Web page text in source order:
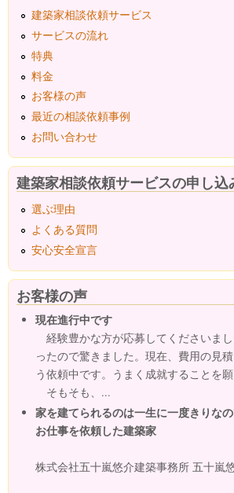
建築家相談依頼サービス
サービスの流れ
特典
料金
お客様の声
最近の相談依頼事例
お問い合わせ
建築家相談依頼サービスの申し込
選ぶ理由
よくある質問
安心安全宣言
お客様の声
現在進行中です
経験豊かな方が応募してくださいま
ったので驚きました。現在、費用の見
う依頼中です。うまく成就することを願
そもそも、...
家を建てられるのは一生に一度きりな
お仕事を依頼した建築家
株式会社五十嵐悠介建築事務所 五十嵐